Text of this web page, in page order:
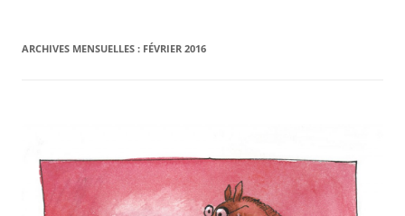
ARCHIVES MENSUELLES : FÉVRIER 2016